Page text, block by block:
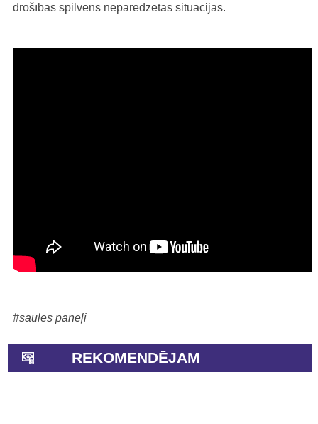
drošības spilvens neparedzētās situācijās.
#saules paneļi
REKOMENDĒJAM